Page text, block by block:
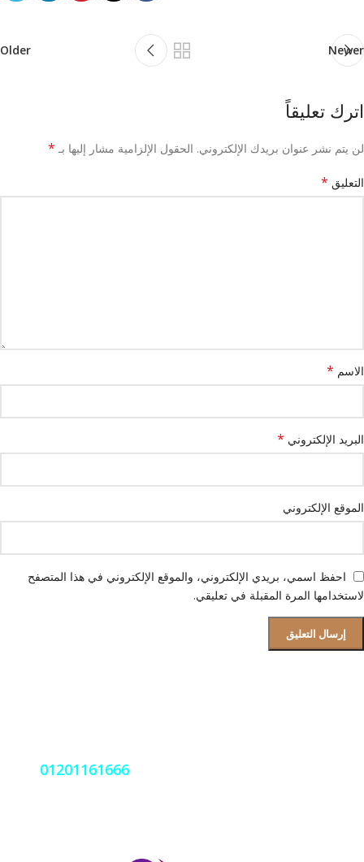
Newer
Older
اترك تعليقاً
لن يتم نشر عنوان بريدك الإلكتروني. الحقول الإلزامية مشار إليها بـ *
التعليق *
الاسم *
البريد الإلكتروني *
الموقع الإلكتروني
احفظ اسمي، بريدي الإلكتروني، والموقع الإلكتروني في هذا المتصفح
لاستخدامها المرة المقبلة في تعليقي.
01201161666